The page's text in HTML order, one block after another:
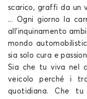
scarico, graffi da un
... Ogni giorno la
all'inquinamento
mondo
sia solo cura e
Sia che tu viva nel
veicolo perché i
quotidiana. Che